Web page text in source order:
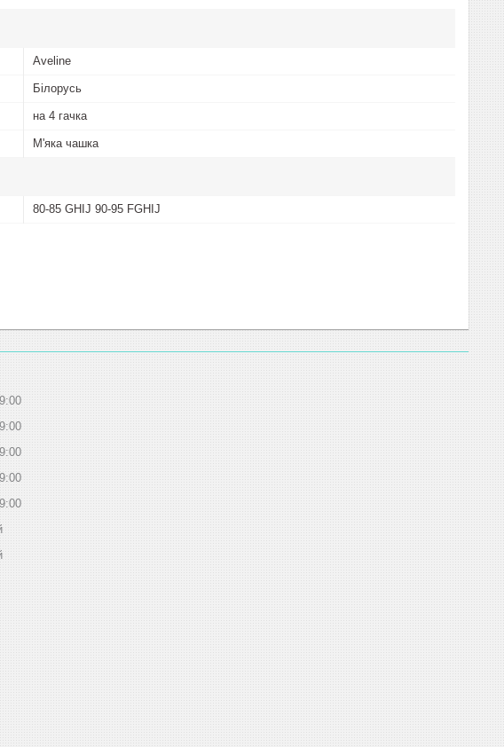
Aveline
Білорусь
на 4 гачка
М'яка чашка
80-85 GHIJ 90-95 FGHIJ